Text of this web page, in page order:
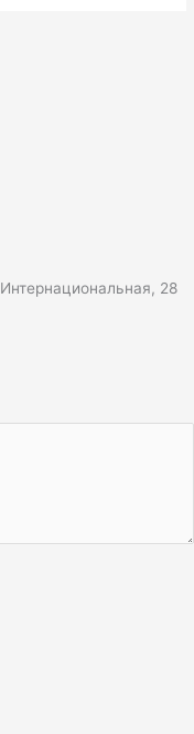
28